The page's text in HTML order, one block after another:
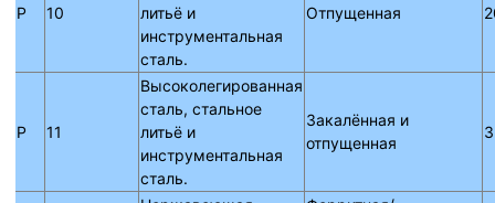
P 10
литьё и
инструментальная
сталь.
Отпущенная
P 11
Высоколегированная
сталь, стальное
литьё и
инструментальная
сталь.
Закалённая и
отпущенная